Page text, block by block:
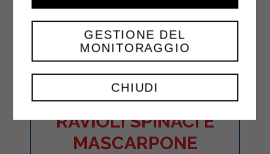
RAVIOLI SPINACI E
MASCARPONE
CHIUDI
GESTIONE DEL
MONITORAGGIO